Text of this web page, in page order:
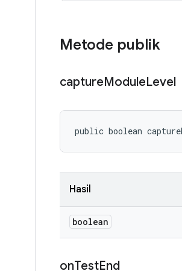
Metode publik
captureModuleLevel
public boolean
Hasil
boolean
onTestEnd